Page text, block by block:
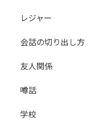
レジャー
会話の切り出し方
友人関係
噂話
学校